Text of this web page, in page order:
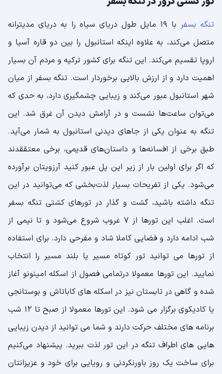
تنگه بسفر
با 19 مایل طول دریای سیاه را به دریای مدیترانه
متصل می‌کند، به علاوه اینکه استانبول را بین دو قاره آسیا و
اروپا تقسیم می‌کند. این تنگه برای کشور ترکیه و مردم آن بسیار
اهمیت دارد و از ارزش بالایی برخوردار است. تنگه بسفر از میان
شهر استانبول عبور می‌کند و زیبایی چشمگیری دارد، به حدی که
می‌توان ساعت‌ها نشست و در آرامش دیدن آن غرق شد. این
تنگه به عنوان یکی از جاهای دیدنی استانبول به شمار می‌آید.
طبق برخی از افسانه‌ها و داستان‌های قدیمی، برخی معتققدند
که اگر برای اولین بار از زیر این پل عبور کنید آرزویتان برآورده
می‌شود. یکی از تفریحات بسیار لذت‌بخشی که می‌توانید در این
تنگه داشته باشید، گشت و گذار در تورهای کشتی‌ تنگه بسفر
است. اغلب این تورها از 7 غروب شروع می‌‌شود و تا نیمی از
شب ادامه دارد و فضایی کاملا شاد و مفرحی دارد. برای استفاده
از تورها می توانید تور کوتاه مسیر یا بلند مسیر را انتخاب
نمایید. این تورها معمولا درتمامی فصول از اسکله امینونو آغاز
شده و گاهی در تابستان نیز در اسکله های کاباتاش و بوستانجی
یا کادیکوی برگزار می شود. این تورها معمولا از صبح تا 12 شب
برنامه های مختلف حرکت دارند و شما می توانید از دیدن زیبایی
هایی های اطراف تنگه در این تور لذت ببرید. پیشنهاد می‌کنیم
برای ساخت یک روز باورنکردنی و رویایی برای خود و عزیزانتان